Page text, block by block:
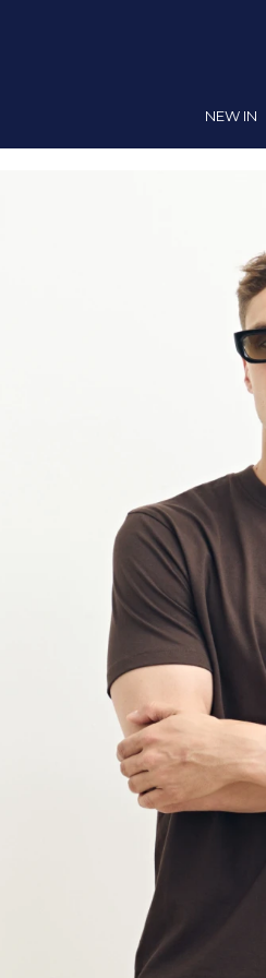
NEW IN